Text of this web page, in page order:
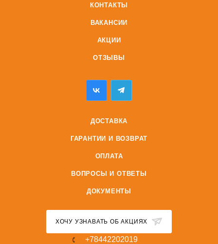
КОНТАКТЫ
ВАКАНСИИ
АКЦИИ
ОТЗЫВЫ
ДОСТАВКА
ГАРАНТИИ И ВОЗВРАТ
ОПЛАТА
ВОПРОСЫ И ОТВЕТЫ
ДОКУМЕНТЫ
ХОЧУ УЗНАВАТЬ ОБ АКЦИЯХ
+78442202019